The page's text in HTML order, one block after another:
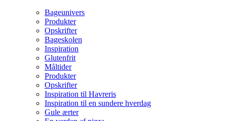
Bageunivers
Produkter
Opskrifter
Bageskolen
Inspiration
Glutenfrit
Måltider
Produkter
Opskrifter
Inspiration til Havreris
Inspiration til en sundere hverdag
Gule ærter